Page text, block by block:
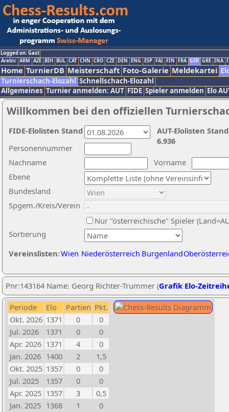
Logged on: Gast
Arabic ARM AZE BIH BUL CAT CHN CRO CZE DEN ENG ESP FAI FIN FRA GER GRE INA
Home TurnierDB Meisterschaft Foto-Galerie Meldekartei
Turnierschach-Elozahl Schnellschach-Elozahl
Allgemeines Turnier anmelden: AUT FIDE Spieler anmelden Elo
Willkommen bei den offiziellen
Nachname
Vorname
Ebene
Sortierung
Personennummer
Bundesland
Spgem./Kreis/Verein
Nur "österreichische" Spieler
Vereinslisten:Wien Niederösterreich Burgenland
AUT-Elolisten
6.936
FIDE-Elolisten Stand
Pnr:143164 Name: Georg Richter-Trummer (Grafik Elo-
Periode Elo Partien Pkt.
Okt. 2026 1371 0
0
Jul. 2026
1371 0
0
Apr. 2026 1371 4
0
Jan. 2026 1400 2
1,5
Okt. 2025 1357 0
0
Jul. 2025
1357 0
0
Apr. 2025 1357 3
0,5
Jan. 2025 1368 1
0